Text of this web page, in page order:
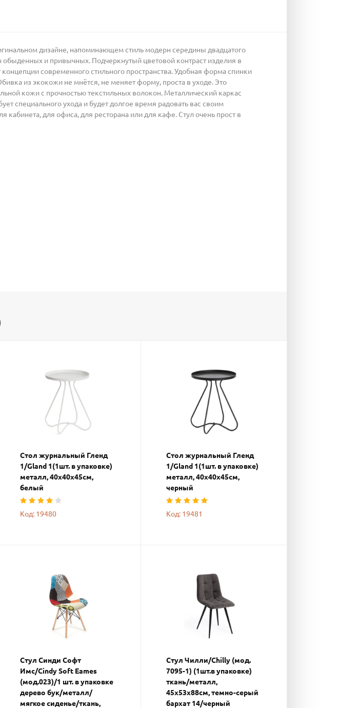
дизайне, напоминающем стиль модерн середины двадцатого
обыденных и привычных. Подчеркнутый цветовой контраст изделия в
современного стильного пространства. Удобная форма спинки
из экокожи не мнётся, не меняет форму, проста в уходе. Это
кожи с прочностью текстильных волокон. Металлический каркас
специального ухода и будет долгое время радовать вас своим
кабинета, для офиса, для ресторана или для кафе. Стул очень прост в
Стол журнальный Гленд
1/Gland 1(1шт. в упаковке)
металл, 40х40х45см,
белый
Код: 19480
Стол журнальный Гленд
1/Gland 1(1шт. в упаковке)
металл, 40х40х45см,
черный
Код: 19481
Стул Синди Софт
Имс/Cindy Soft Eames
(мод.023)/1 шт. в упаковке
дерево бук/металл/
мягкое сиденье/ткань,
Стул Чилли/Chilly (мод.
7095-1) (1шт.в упаковке)
ткань/металл,
45х53х88см, темно-серый
бархат 14/черный